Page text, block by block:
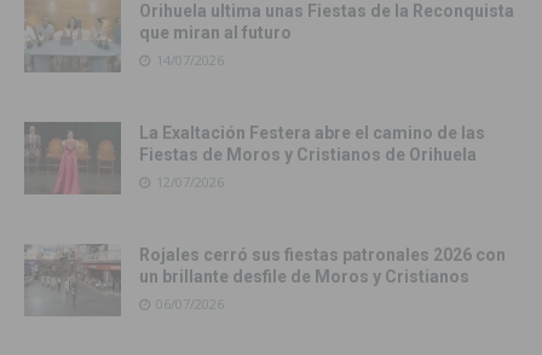
Orihuela ultima unas Fiestas de la Reconquista
que miran al futuro
14/07/2026
La Exaltación Festera abre el camino de las
Fiestas de Moros y Cristianos de Orihuela
12/07/2026
Rojales cerró sus fiestas patronales 2026 con
un brillante desfile de Moros y Cristianos
06/07/2026